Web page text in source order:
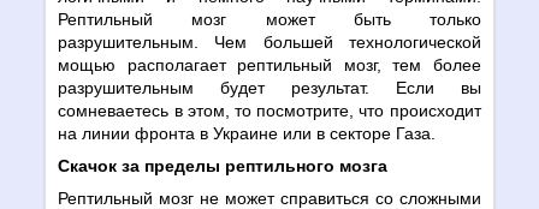
Рептильный мозг может быть только
разрушительным. Чем большей технологической
мощью располагает рептильный мозг, тем более
разрушительным будет результат. Если вы
сомневаетесь в этом, то посмотрите, что происходит
на линии фронта в Украине или в секторе Газа.
Скачок за пределы рептильного мозга
Рептильный мозг не может справиться со сложными